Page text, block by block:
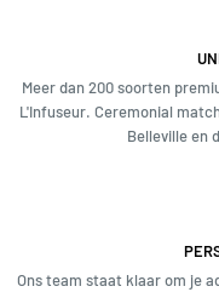
Meer dan 200 soorten
L'Infuseur. Ceremonial
Belleville en
Ons team staat klaar om je